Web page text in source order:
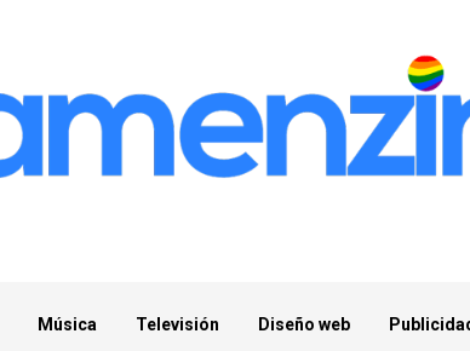
Música Televisión Diseño web